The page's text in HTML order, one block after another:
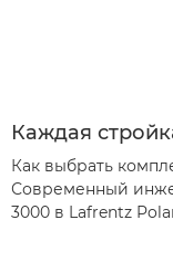
Каждая
Как выбрать
Современный
3000 в Lafrentz